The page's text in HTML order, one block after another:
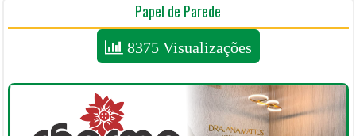
Papel de Parede
8375 Visualizações